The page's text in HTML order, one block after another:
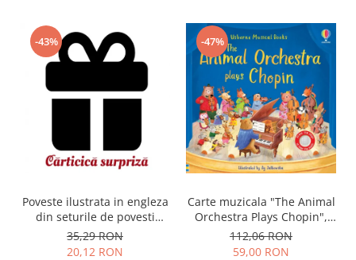
-43%
Poveste ilustrata in engleza
din seturile de povesti
Usborne
35,29 RON
20,12 RON
-47%
Carte muzicala "The Animal
Orchestra Plays Chopin",
cartonata, Usborne
112,06 RON
59,00 RON